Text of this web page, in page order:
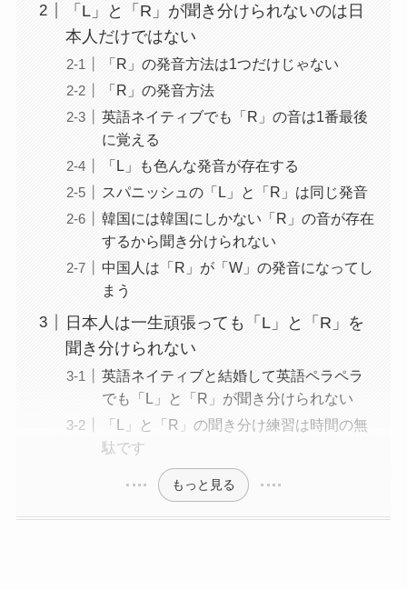
「L」と「R」が聞き分けられないのは日
本人だけではない
「R」の発音方法は1つだけじゃない
「R」の発音方法
英語ネイティブでも「R」の音は1番最後
に覚える
「L」も色んな発音が存在する
スパニッシュの「L」と「R」は同じ発音
韓国には韓国にしかない「R」の音が存在
するから聞き分けられない
中国人は「R」が「W」の発音になってし
まう
日本人は一生頑張っても「L」と「R」を
聞き分けられない
英語ネイティブと結婚して英語ペラペラ
でも「L」と「R」が聞き分けられない
「L」と「R」の聞き分け練習は時間の無
駄です
もっと見る